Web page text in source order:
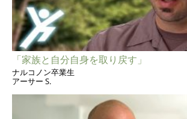
「家族と自分自身を取り戻す」
ナルコノン卒業生
アーサー S.